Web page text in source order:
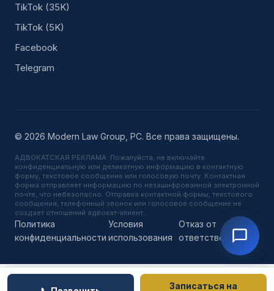
TikTok (35K)
TikTok (5K)
Facebook
Telegram
© 2026 Modern Law Group, PC. Все права защищены.
АДВОКАТСКАЯ РЕКЛАМА: Пожалуйста, не включайте
конфиденциальную или деликатную информацию в контактную
форму, текстовое сообщение или голосовую почту. Контактная
форма отправляет информацию по незашифрованной электронной
почте, что небезопасно. Отправка контактной формы, текстового
сообщения, телефонный звонок или голосовое сообщение не
создает отношений адвокат-клиент.
Политика
конфиденциальности
Условия
использования
Отказ от
ответственности
Записаться на